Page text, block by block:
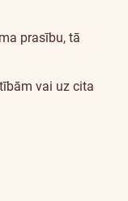
prasību, tā
vai uz cita